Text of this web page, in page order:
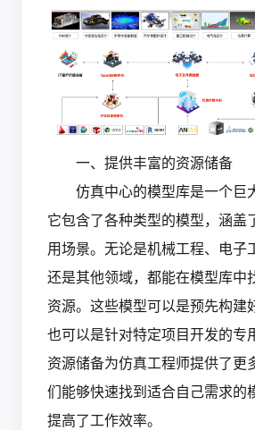
一、提供丰富的资源储备
仿真中心的模型库是一个巨
它包含了各种类型的模型，涵盖
用场景。无论是机械工程、电子
还是其他领域，都能在模型库中
资源。这些模型可以是预先构建
也可以是针对特定项目开发的专
资源储备为仿真工程师提供了更
们能够快速找到适合自己需求的
提高了工作效率。